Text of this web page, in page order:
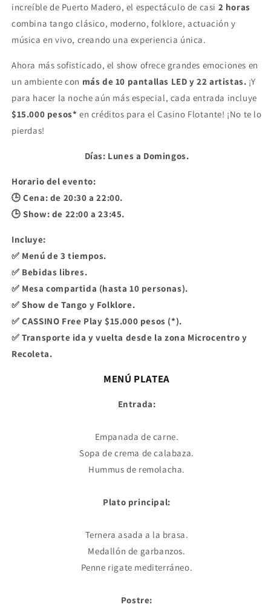
increíble de Puerto Madero, el espectáculo de casi 2 horas
combina tango clásico, moderno, folklore, actuación y
música en vivo, creando una experiencia única.
Ahora más sofisticado, el show ofrece grandes emociones en
un ambiente con más de 10 pantallas LED y 22 artistas. ¡Y
para hacer la noche aún más especial, cada entrada incluye
$15.000 pesos* en créditos para el Casino Flotante! ¡No te lo
pierdas!
Días: Lunes a Domingos.
Horario del evento:
🕒 Cena: de 20:30 a 22:00.
🕒 Show: de 22:00 a 23:45.
Incluye:
✅ Menú de 3 tiempos.
✅ Bebidas libres.
✅ Mesa compartida (hasta 10 personas).
✅ Show de Tango y Folklore.
✅ CASSINO Free Play $15.000 pesos (*).
✅ Transporte ida y vuelta desde la zona Microcentro y
Recoleta.
MENÚ PLATEA
Entrada:
Empanada de carne.
Sopa de crema de calabaza.
Hummus de remolacha.
Plato principal:
Ternera asada a la brasa.
Medallón de garbanzos.
Penne rigate mediterráneo.
Postre: